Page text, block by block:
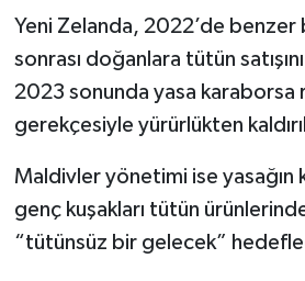
Yeni Zelanda, 2022’de
sonrası doğanlara tütün
2023 sonunda yasa karaborsa
gerekçesiyle yürürlükten
Maldivler yönetimi ise yasağın
genç kuşakları tütün
“tütünsüz bir gelecek”